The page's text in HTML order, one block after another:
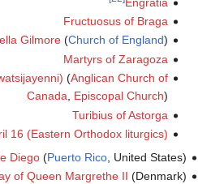
Fructuosus of Braga
Gilmore (Church of England)
Martyrs of Zaragoza
(Anglican Church of
Canada
Episcopal Church)
Turibius of Astorga
16 (Eastern Orthodox liturgics)
Diego(Puerto Rico, United States)
of Queen Margrethe II (Denmark)